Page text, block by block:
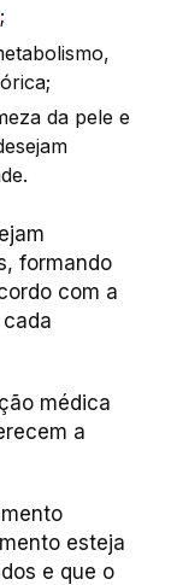
;
da pele e
formando
com a
médica
a
esteja
e que o